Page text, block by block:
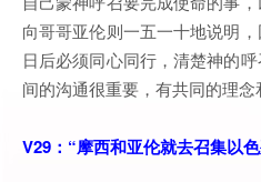
向哥哥亚伦则一五一十地说明
日后必须同心同行，清楚神的
间的沟通很重要，有共同的理念
V29：“摩西和亚伦就去召集以